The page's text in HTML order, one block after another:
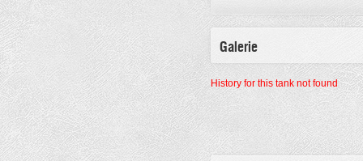
Galerie
History for this tank not found